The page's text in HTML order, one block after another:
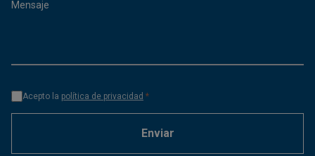
Mensaje
Acepto la política de privacidad *
Enviar